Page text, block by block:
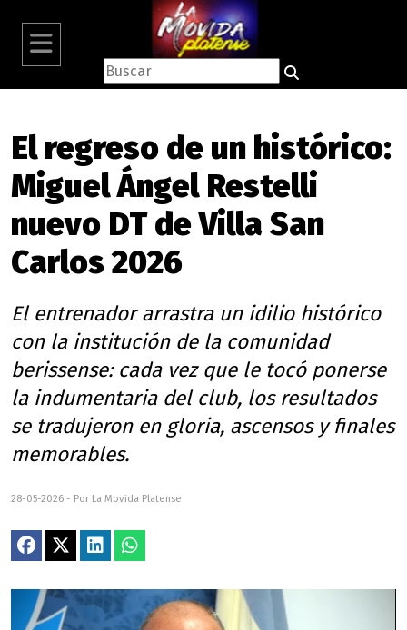
El regreso de un histórico:
Miguel Ángel Restelli
nuevo DT de Villa San
Carlos 2026
El entrenador arrastra un idilio histórico
con la institución de la comunidad
berissense: cada vez que le tocó ponerse
la indumentaria del club, los resultados
se tradujeron en gloria, ascensos y finales
memorables.
28-05-2026 - Por La Movida Platense